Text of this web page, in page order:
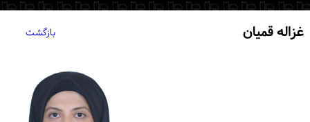
کمیته‌های انجمن
غزاله قمیان بازگشت